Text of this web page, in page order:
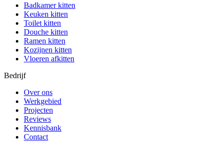
Badkamer kitten
Keuken kitten
Toilet kitten
Douche kitten
Ramen kitten
Kozijnen kitten
Vloeren afkitten
Bedrijf
Over ons
Werkgebied
Projecten
Reviews
Kennisbank
Contact